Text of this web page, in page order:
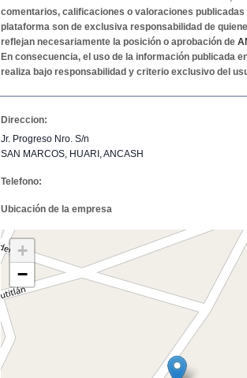
comentarios, calificaciones o valoraciones publicadas
plataforma son de exclusiva responsabilidad de
reflejan necesariamente la posición o aprobación de
En consecuencia, el uso de la información publicada
realiza bajo responsabilidad y criterio exclusivo del
Direccion:
Jr. Progreso Nro. S/n
SAN MARCOS, HUARI, ANCASH
Telefono:
Ubicación de la empresa
+
−